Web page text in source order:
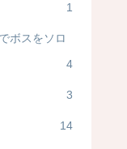
1
ボスをソロ
4
3
14